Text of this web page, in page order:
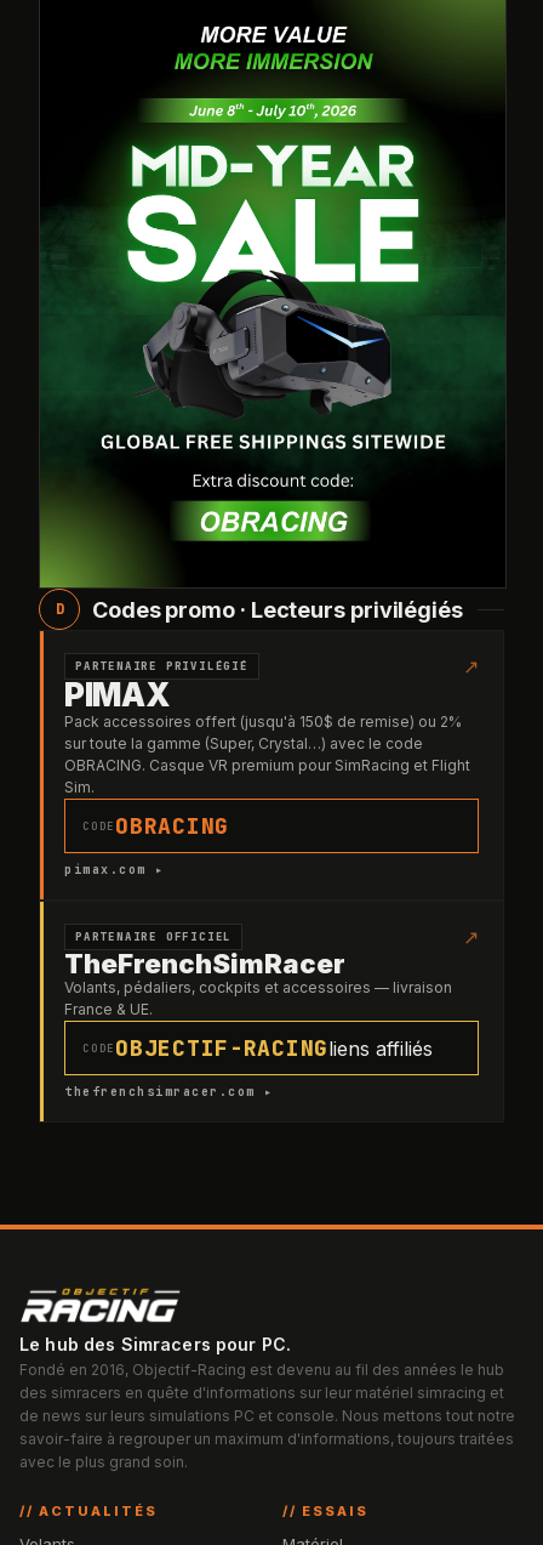
D Codes promo · Lecteurs privilégiés
PARTENAIRE PRIVILÉGIÉ ↗
PIMAX
Pack accessoires offert (jusqu'à 150$ de remise) ou 2%
sur toute la gamme (Super, Crystal…) avec le code
OBRACING. Casque VR premium pour SimRacing et Flight
Sim.
CODE OBRACING
pimax.com ▸
PARTENAIRE OFFICIEL ↗
TheFrenchSimRacer
Volants, pédaliers, cockpits et accessoires — livraison
France & UE.
CODE OBJECTIF-RACINGliens affiliés
thefrenchsimracer.com ▸
Le hub des Simracers pour PC.
Fondé en 2016, Objectif-Racing est devenu au fil des années le hub
des simracers en quête d'informations sur leur matériel simracing et
de news sur leurs simulations PC et console. Nous mettons tout notre
savoir-faire à regrouper un maximum d'informations, toujours traitées
avec le plus grand soin.
// ACTUALITÉS // ESSAIS